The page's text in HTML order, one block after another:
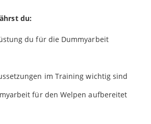
du:
du für die Dummyarbeit
im Training wichtig sind
für den Welpen aufbereitet